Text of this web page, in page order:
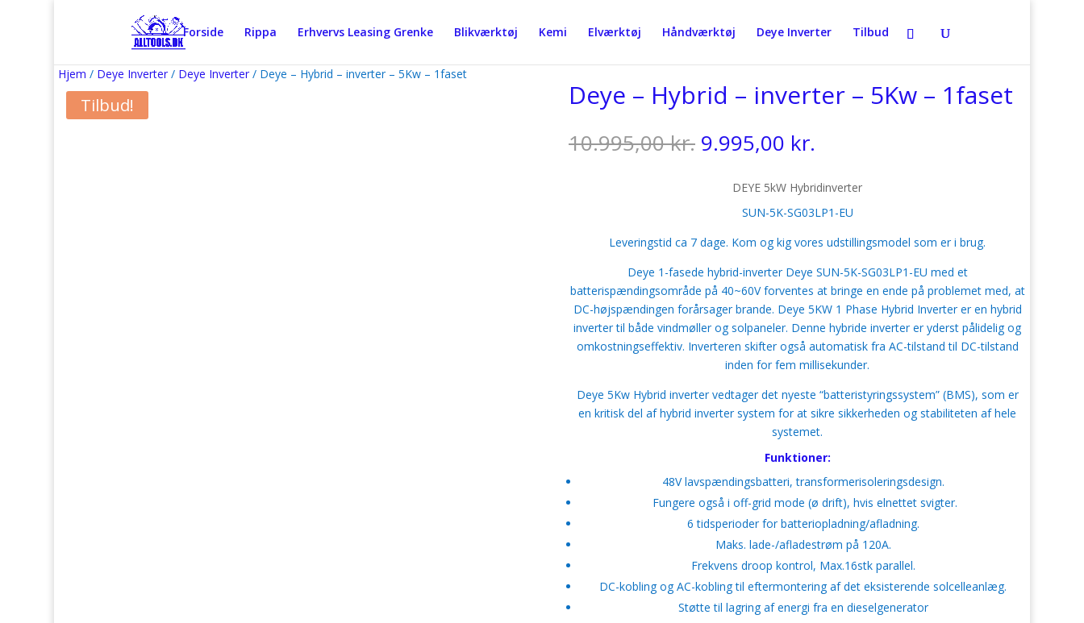
Forside Rippa Erhvervs Leasing Grenke Blikværktøj Kemi Elværktøj Håndværktøj Deye Inverter Tilbud
Hjem / Deye Inverter / Deye Inverter / Deye – Hybrid – inverter – 5Kw – 1faset
Tilbud! Deye – Hybrid – inverter – 5Kw – 1faset
10.995,00kr. Den
oprindelige
pris
var:
10.995,00 kr..
9.995,00 kr.
pris
er:
9.995,00 kr..
DEYE 5kW Hybridinverter
SUN-5K-SG03LP1-EU
Leveringstid ca 7 dage. Kom og kig vores udstillingsmodel som er i brug.
Deye 1-fasede hybrid-inverter Deye SUN-5K-SG03LP1-EU med et
batterispændingsområde på 40~60V forventes at bringe en ende på problemet med, at
DC-højspændingen forårsager brande. Deye 5KW 1 Phase Hybrid Inverter er en hybrid
inverter til både vindmøller og solpaneler. Denne hybride inverter er yderst pålidelig og
omkostningseffektiv. Inverteren skifter også automatisk fra AC-tilstand til DC-tilstand
inden for fem millisekunder.
Deye 5Kw Hybrid inverter vedtager det nyeste “batteristyringssystem” (BMS), som er
en kritisk del af hybrid inverter system for at sikre sikkerheden og stabiliteten af ​​hele
systemet.
Funktioner:
48V lavspændingsbatteri, transformerisoleringsdesign.
Fungere også i off-grid mode (ø drift), hvis elnettet svigter.
6 tidsperioder for batteriopladning/afladning.
Maks. lade-/afladestrøm på 120A.
Frekvens droop kontrol, Max.16stk parallel.
DC-kobling og AC-kobling til eftermontering af det eksisterende solcelleanlæg.
Støtte til lagring af energi fra en dieselgenerator